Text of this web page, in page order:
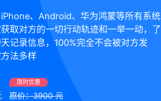
、Android、华为鸿蒙等所有系统
取对方的一切行动轨迹和一举一动，了
记录信息，100%完全不会被对方发
法多样
限时优惠
原价：3900 元